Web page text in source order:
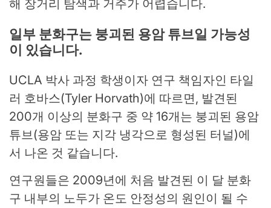
해 장거리 탐색과 거주가 어렵습니다.
일부 분화구는 붕괴된 용암 튜브일 가능성
이 있습니다.
UCLA 박사 과정 학생이자 연구 책임자인 타일
러 호바스(Tyler Horvath)에 따르면, 발견된
200개 이상의 분화구 중 약 16개는 붕괴된 용암
튜브(용암 또는 지각 냉각으로 형성된 터널)에
서 나온 것 같습니다.
연구원들은 2009년에 처음 발견된 이 달 분화
구 내부의 노두가 온도 안정성의 원인이 될 수